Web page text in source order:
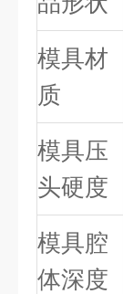
模具材
质
模具压
头硬度
模具腔
体深度